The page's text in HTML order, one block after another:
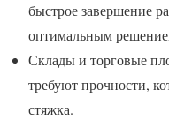
быстрое завершение
оптимальным
Склады и торговые
требуют прочности,
стяжка.